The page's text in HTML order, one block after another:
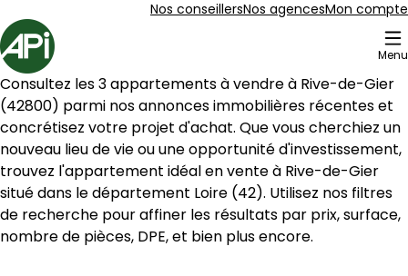
Nos conseillersNos agencesMon compte
Accueil
Menu
8 Appartements à vendre à Rive-de-Gier (42800)
93 m² 4 pièces Rive-de-Gier
Aller à l'image1
Aller à l'image2
Aller à l'image 3
Aller à l'image 4
Aller à l'image 5
Consultez les 3 appartements à vendre à Rive-de-Gier
(42800) parmi nos annonces immobilières récentes et
concrétisez votre projet d'achat. Que vous cherchiez un
nouveau lieu de vie ou une opportunité d'investissement,
trouvez l'appartement idéal en vente à Rive-de-Gier
situé dans le département Loire (42). Utilisez nos filtres
de recherche pour affiner les résultats par prix, surface,
nombre de pièces, DPE, et bien plus encore.